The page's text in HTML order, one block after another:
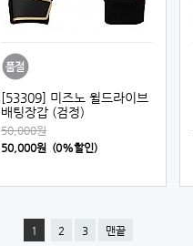
[53309] 미즈노 윌드라이브
배팅장갑 (검정)
50,000원
50,000원 (0%할인)
1 2 3 맨끝